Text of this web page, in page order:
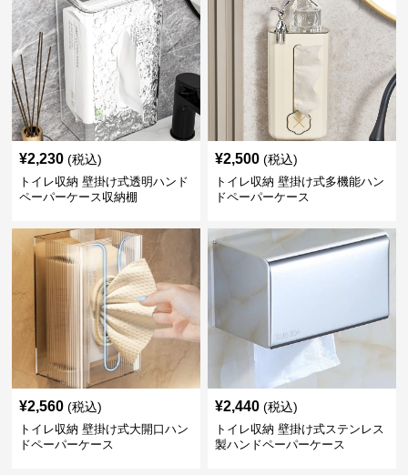
¥2,230 (税込)
トイレ収納 壁掛け式透明ハンド
ペーパーケース収納棚
¥2,500 (税込)
トイレ収納 壁掛け式多機能ハン
ドペーパーケース
¥2,560 (税込)
トイレ収納 壁掛け式大開口ハン
ドペーパーケース
¥2,440 (税込)
トイレ収納 壁掛け式ステンレス
製ハンドペーパーケース